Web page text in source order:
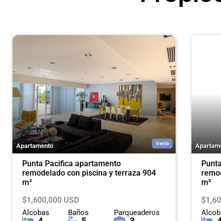
Venta
Apartamento
Punta Pacifica apartamento
remodelado con piscina y terraza 904
m²
$1,600,000 USD
Alcobas Baños Parqueaderos
m²